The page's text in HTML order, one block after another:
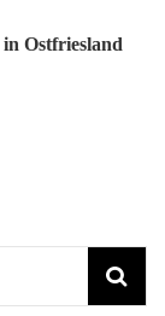
Ostfriesland